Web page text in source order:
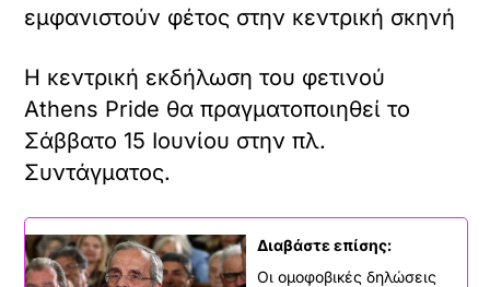
εμφανιστούν φέτος στην κεντρική σκηνή
H κεντρική εκδήλωση του φετινού
Athens Pride θα πραγματοποιηθεί το
Σάββατο 15 Ιουνίου στην πλ.
Συντάγματος.
Διαβάστε επίσης:
Οι ομοφοβικές δηλώσεις